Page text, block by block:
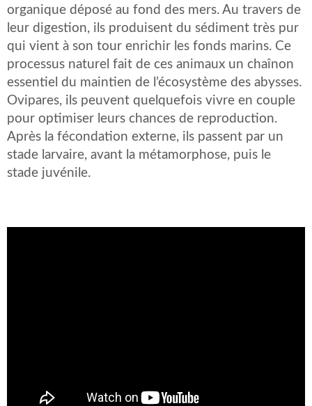
organique déposé au fond des mers. Au travers de
leur digestion, ils produisent du sédiment très pur
qui vient à son tour enrichir les fonds marins. Ce
processus naturel fait de ces animaux un chaînon
essentiel du maintien de l’écosystème des abysses.
Ovipares, ils peuvent quelquefois vivre en couple
pour optimiser leurs chances de reproduction.
Après la fécondation externe, ils passent par un
stade larvaire, avant la métamorphose, puis le
stade juvénile.